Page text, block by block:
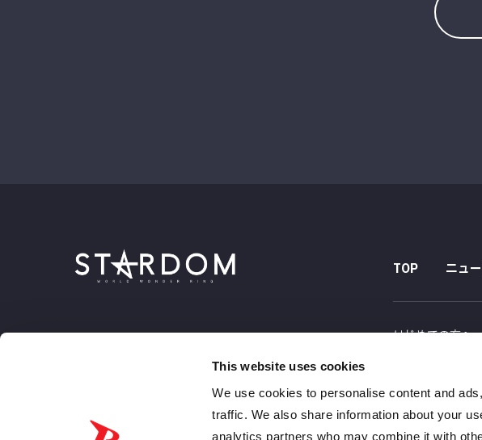
This website uses cookies
We use cookies to personalise content and
traffic. We also share information about your
analytics partners who may combine it with
TOP ニュ
はじめての方へ
採